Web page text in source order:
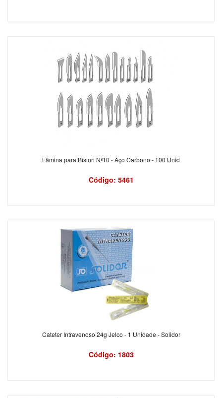
Lâmina para Bisturi Nº10 - Aço Carbono - 100 Unid
Código: 5461
Cateter Intravenoso 24g Jelco - 1 Unidade - Solidor
Código: 1803